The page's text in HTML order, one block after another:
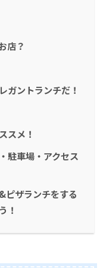
店？
ガントランチだ！
スメ！
駐車場・アクセス
ピザランチをする
！